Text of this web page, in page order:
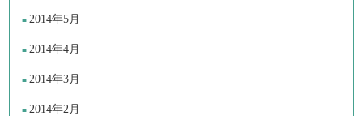
2014年5月
2014年4月
2014年3月
2014年2月